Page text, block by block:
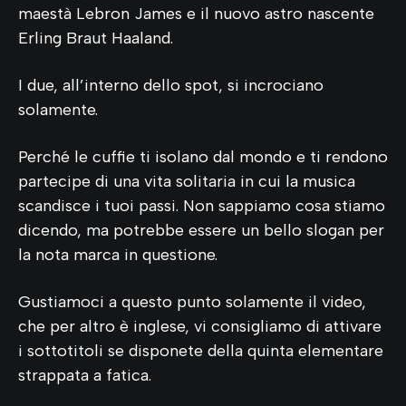
maestà Lebron James e il nuovo astro nascente
Erling Braut Haaland.
I due, all’interno dello spot, si incrociano
solamente.
Perché le cuffie ti isolano dal mondo e ti rendono
partecipe di una vita solitaria in cui la musica
scandisce i tuoi passi. Non sappiamo cosa stiamo
dicendo, ma potrebbe essere un bello slogan per
la nota marca in questione.
Gustiamoci a questo punto solamente il video,
che per altro è inglese, vi consigliamo di attivare
i sottotitoli se disponete della quinta elementare
strappata a fatica.